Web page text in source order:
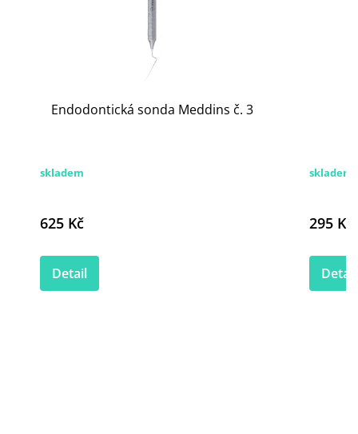
Endodontická sonda Meddins č. 3
skladem
625 Kč
Detail
skladem
295 Kč
Detail